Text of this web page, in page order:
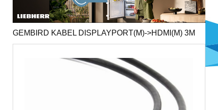
GEMBIRD KABEL DISPLAYPORT(M)->HDMI(M) 3M